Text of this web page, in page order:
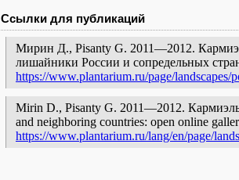
Ссылки для публикаций
Мирин Д., Pisanty G. 2011—2012.
лишайники России и сопредельных
https://www.plantarium.ru/page/landscapes/
Mirin D., Pisanty G. 2011—2012. Кармиэль
and neighboring countries: open online
https://www.plantarium.ru/lang/en/page/